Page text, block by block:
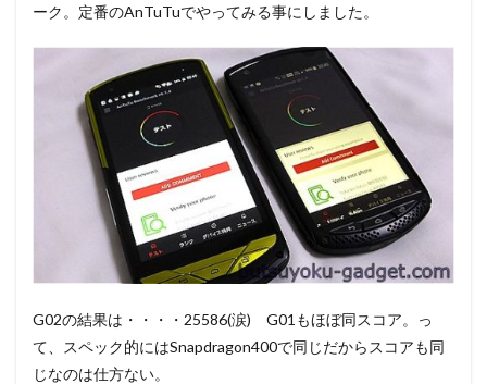
ーク。定番のAnTuTuでやってみる事にしました。
G02の結果は・・・・25586(涙) G01もほぼ同スコア。っ
て、スペック的にはSnapdragon400で同じだからスコアも同
じなのは仕方ない。